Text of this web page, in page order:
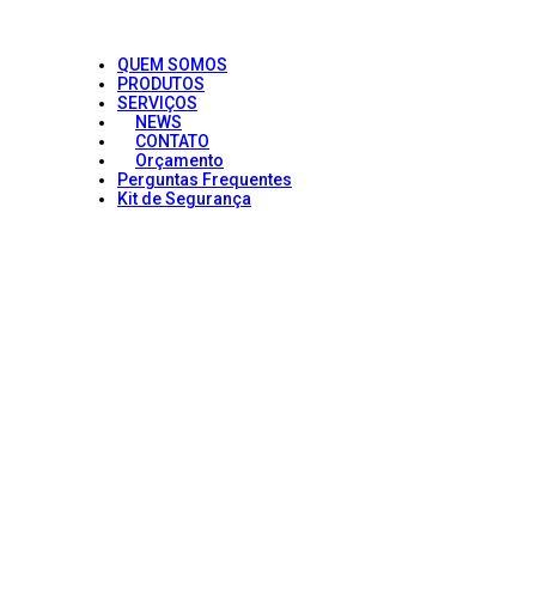
QUEM SOMOS
PRODUTOS
SERVIÇOS
NEWS
CONTATO
Orçamento
Perguntas Frequentes
Kit de Segurança